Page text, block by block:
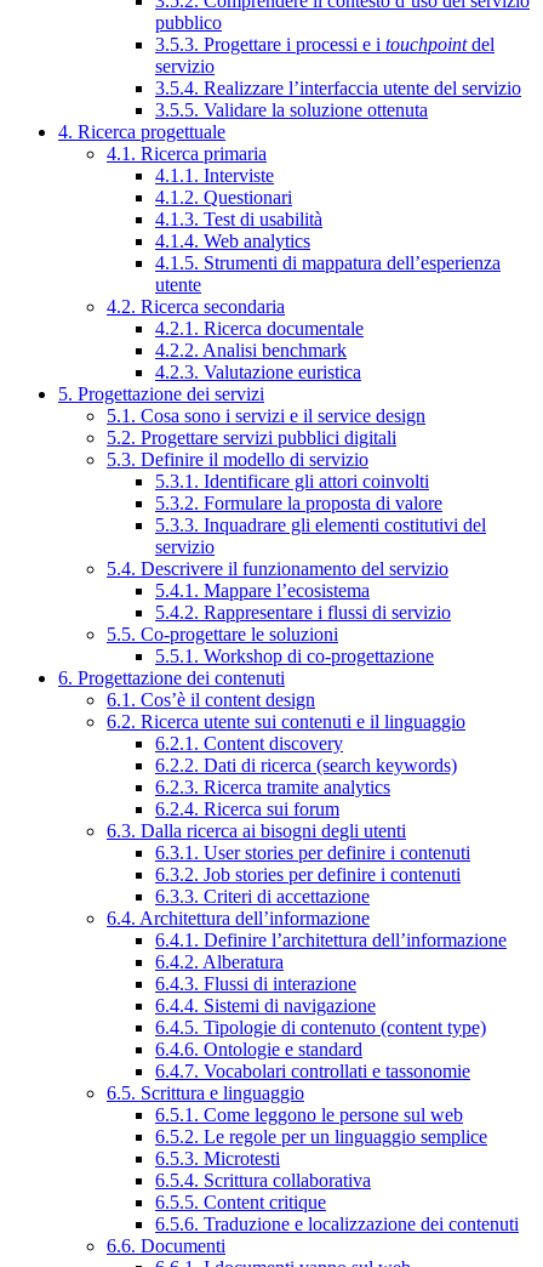
pubblico
3.5.3. Progettare i processi e i touchpointdel
servizio
3.5.4. Realizzare l’interfaccia utente del servizio
3.5.5. Validare la soluzione ottenuta
4. Ricerca progettuale
4.1. Ricerca primaria
4.1.1. Interviste
4.1.2. Questionari
4.1.3. Test di usabilità
4.1.4. Web analytics
4.1.5. Strumenti di mappatura dell’esperienza
utente
4.2. Ricerca secondaria
4.2.1. Ricerca documentale
4.2.2. Analisi benchmark
4.2.3. Valutazione euristica
5. Progettazione dei servizi
5.1. Cosa sono i servizi e il service design
5.2. Progettare servizi pubblici digitali
5.3. Definire il modello di servizio
5.3.1. Identificare gli attori coinvolti
5.3.2. Formulare la proposta di valore
5.3.3. Inquadrare gli elementi costitutivi del
servizio
5.4. Descrivere il funzionamento del servizio
5.4.1. Mappare l’ecosistema
5.4.2. Rappresentare i flussi di servizio
5.5. Co-progettare le soluzioni
5.5.1. Workshop di co-progettazione
6. Progettazione dei contenuti
6.1. Cos’è il content design
6.2. Ricerca utente sui contenuti e il linguaggio
6.2.1. Content discovery
6.2.2. Dati di ricerca (search keywords)
6.2.3. Ricerca tramite analytics
6.2.4. Ricerca sui forum
6.3. Dalla ricerca ai bisogni degli utenti
6.3.1. User stories per definire i contenuti
6.3.2. Job stories per definire i contenuti
6.3.3. Criteri di accettazione
6.4. Architettura dell’informazione
6.4.1. Definire l’architettura dell’informazione
6.4.2. Alberatura
6.4.3. Flussi di interazione
6.4.4. Sistemi di navigazione
6.4.5. Tipologie di contenuto (content type)
6.4.6. Ontologie e standard
6.4.7. Vocabolari controllati e tassonomie
6.5. Scrittura e linguaggio
6.5.1. Come leggono le persone sul web
6.5.2. Le regole per un linguaggio semplice
6.5.3. Microtesti
6.5.4. Scrittura collaborativa
6.5.5. Content critique
6.5.6. Traduzione e localizzazione dei contenuti
6.6. Documenti